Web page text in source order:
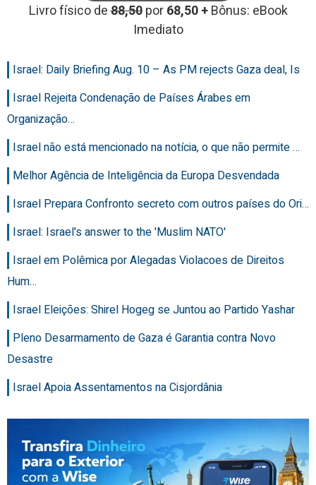
Livro físico de88,50 por68,50 +Bônus: eBook
Imediato
Israel: Daily Briefing Aug. 10 – As PM rejects Gaza deal, Is
Israel Rejeita Condenação de Países Árabes em
Organização…
Israel não está mencionado na notícia, o que não permite …
Melhor Agência de Inteligência da Europa Desvendada
Israel Prepara Confronto secreto com outros países do Ori…
Israel: Israel's answer to the 'Muslim NATO'
Israel em Polêmica por Alegadas Violacoes de Direitos
Hum…
Israel Eleições: Shirel Hogeg se Juntou ao Partido Yashar
Pleno Desarmamento de Gaza é Garantia contra Novo
Desastre
Israel Apoia Assentamentos na Cisjordânia